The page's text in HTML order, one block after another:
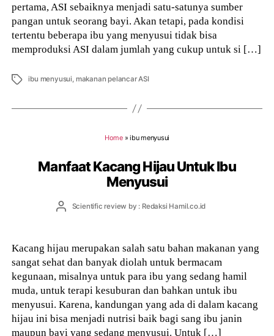
pertama, ASI sebaiknya menjadi satu-satunya sumber
pangan untuk seorang bayi. Akan tetapi, pada kondisi
tertentu beberapa ibu yang menyusui tidak bisa
memproduksi ASI dalam jumlah yang cukup untuk si […]
Tags ibu menyusui, makanan pelancar ASI
Home»ibu menyusui
Manfaat Kacang Hijau Untuk Ibu
Menyusui
PostScientific review by : Redaksi Hamil.co.id
Kacang hijau merupakan salah satu bahan makanan yang
sangat sehat dan banyak diolah untuk bermacam
kegunaan, misalnya untuk para ibu yang sedang hamil
muda, untuk terapi kesuburan dan bahkan untuk ibu
menyusui. Karena, kandungan yang ada di dalam kacang
hijau ini bisa menjadi nutrisi baik bagi sang ibu janin
maupun bayi yang sedang menyusui. Untuk […]